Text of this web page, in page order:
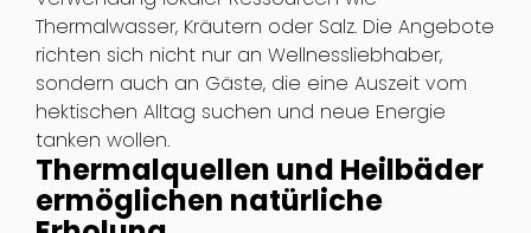
Thermalwasser, Kräutern oder Salz. Die Angebote
richten sich nicht nur an Wellnessliebhaber,
sondern auch an Gäste, die eine Auszeit vom
hektischen Alltag suchen und neue Energie
tanken wollen.
Thermalquellen und Heilbäder
ermöglichen natürliche